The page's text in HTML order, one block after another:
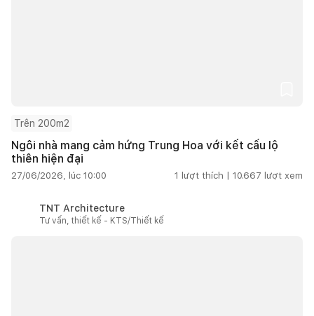
Trên 200m2
Ngôi nhà mang cảm hứng Trung Hoa với kết cấu lộ
thiên hiện đại
27/06/2026, lúc 10:00 1 lượt thích | 10.667 lượt xem
TNT Architecture
Tư vấn, thiết kế - KTS/Thiết kế